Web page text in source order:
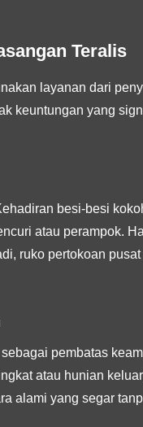
Teralis
layanan dari
keuntungan yang
besi-besi
atau perampok.
ruko pertokoan
pembatas
atau hunian
alami yang segar